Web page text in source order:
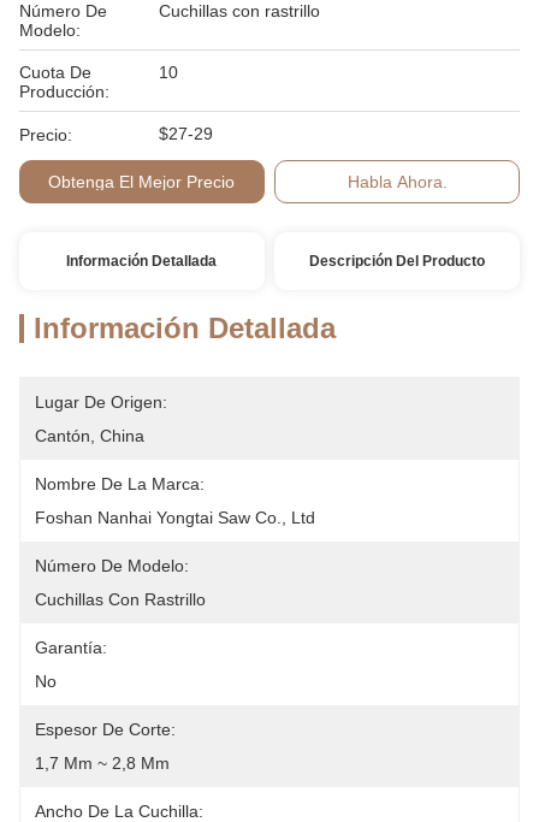
Número De
Modelo:
Cuchillas con rastrillo
Cuota De
Producción:
10
Precio: $27-29
Obtenga El Mejor Precio Habla Ahora.
Información Detallada Descripción Del Producto
Información Detallada
Lugar De Origen:
Cantón, China
Nombre De La Marca:
Foshan Nanhai Yongtai Saw Co., Ltd
Número De Modelo:
Cuchillas Con Rastrillo
Garantía:
No
Espesor De Corte:
1,7 Mm ~ 2,8 Mm
Ancho De La Cuchilla: